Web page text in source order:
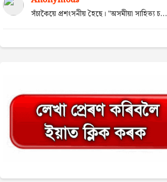
সঁচাকৈয়ে প্ৰশংসনীয় হৈছে। "অসমীয়া সাহিত্য চ...